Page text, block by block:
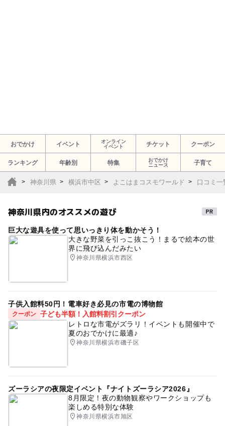
おでかけ イベント
オンライン
イベント
チケット クーポン
ランキング 年齢別 特集
おでかけ
ニュース
子育て
神奈川県 横浜市中区 よこはまコスモワールド 口コミ一
神奈川県内のオススメの遊び
巨大な遊具を使って思いっきり体を動かそう！
大きな野菜を引っこ抜こう！まるで絵本の世
界に飛び込んだみたい
神奈川県横浜市西区
子供入館料50円！電車好き必見の市電の博物館
クーポン 子ども半額！入館料割引クーポン
レトロな市電がズラリ！イベントも開催中で
夏のおでかけに最適♪
神奈川県横浜市磯子区
ズーラシアの夜限定イベント『ナイトズーラシア2026』
8月限定！夜の動物観察やワークショップも
楽しめる特別な体験
神奈川県横浜市旭区